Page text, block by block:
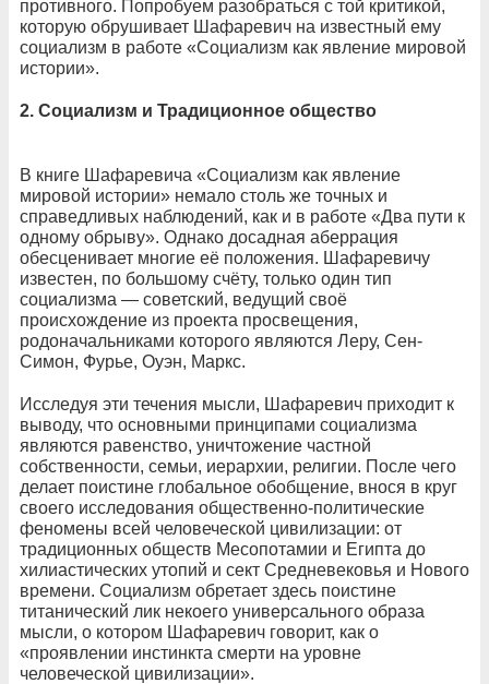
противного. Попробуем разобраться с той критикой,
которую обрушивает Шафаревич на известный ему
социализм в работе «Социализм как явление мировой
истории».
2. Социализм и Традиционное общество
В книге Шафаревича «Социализм как явление
мировой истории» немало столь же точных и
справедливых наблюдений, как и в работе «Два пути к
одному обрыву». Однако досадная аберрация
обесценивает многие её положения. Шафаревичу
известен, по большому счёту, только один тип
социализма — советский, ведущий своё
происхождение из проекта просвещения,
родоначальниками которого являются Леру, Сен-
Симон, Фурье, Оуэн, Маркс.
Исследуя эти течения мысли, Шафаревич приходит к
выводу, что основными принципами социализма
являются равенство, уничтожение частной
собственности, семьи, иерархии, религии. После чего
делает поистине глобальное обобщение, внося в круг
своего исследования общественно-политические
феномены всей человеческой цивилизации: от
традиционных обществ Месопотамии и Египта до
хилиастических утопий и сект Средневековья и Нового
времени. Социализм обретает здесь поистине
титанический лик некоего универсального образа
мысли, о котором Шафаревич говорит, как о
«проявлении инстинкта смерти на уровне
человеческой цивилизации».